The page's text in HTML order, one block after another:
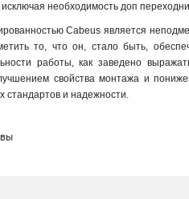
необходимость доп
Cabeus является
то, что он, стало быть,
работы, как заведено
свойства монтажа и
и надежности.